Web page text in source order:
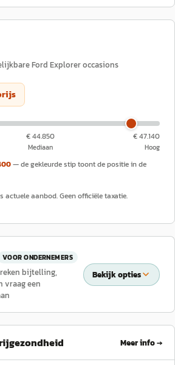
Ford Exploreroccasions
€ 44.850
Mediaan
€ 47.140
Hoog
— de gekleurde stip toont de positie in de
actuele aanbod. Geen officiële taxatie.
VOOR ONDERNEMERS
bijtelling,
vraag een
Bekijk opties
Meer info →